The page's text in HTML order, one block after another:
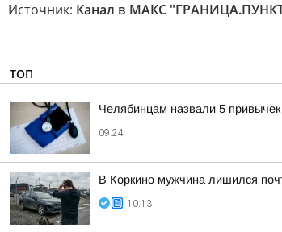
Источник: Канал в МАКС
ТОП
Челябинцам назвали 5
09:24
В Коркино мужчина лишился
10:13